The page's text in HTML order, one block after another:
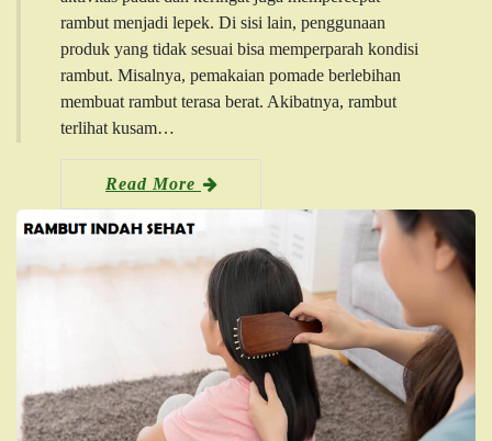
rambut menjadi lepek. Di sisi lain, penggunaan
produk yang tidak sesuai bisa memperparah kondisi
rambut. Misalnya, pemakaian pomade berlebihan
membuat rambut terasa berat. Akibatnya, rambut
terlihat kusam…
Read More